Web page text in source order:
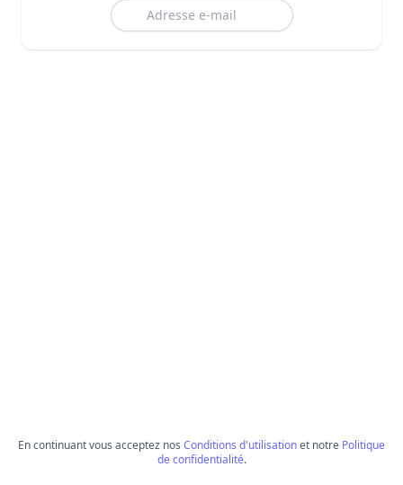
En continuant vous acceptez nos Conditions d'utilisationet notre Politique
de confidentialité.